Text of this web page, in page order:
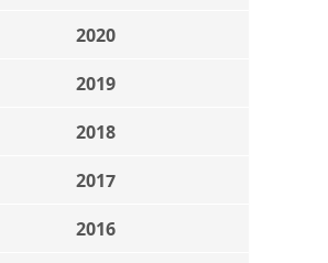
2020
2019
2018
2017
2016